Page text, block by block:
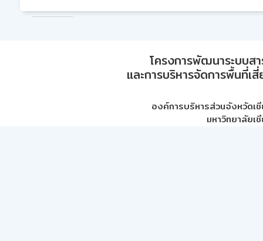
โครงการพัฒนาระบบส
และการบริหารจัดการพื้นที่เ
องค์การบริหารส่วนจังหวัดเ
มหาวิทยาลัยเ